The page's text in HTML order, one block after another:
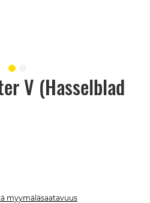
V (Hasselblad
myymäläsaatavuus